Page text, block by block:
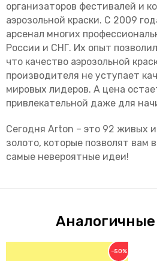
организаторов фестивалей и
аэрозольной краски. С 2009
арсенал многих
России и СНГ. Их опыт
что качество аэрозольной
производителя не уступает
мировых лидеров. А цена
привлекательной даже для
Сегодня Arton – это 92 живых
золото, которые позволят вам
самые невероятные идеи!
−50%